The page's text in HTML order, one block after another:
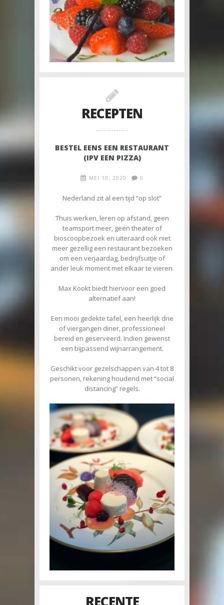
RECEPTEN
BESTEL EENS EEN RESTAURANT
(IPV EEN PIZZA)
MEI 10, 2020 0
Nederland zit al een tijd “op slot”
Thuis werken, leren op afstand, geen
teamsport meer, geen theater of
bioscoopbezoek en uiteraard ook niet
meer gezellig een restaurant bezoeken
om een verjaardag, bedrijfsuitje of
ander leuk moment met elkaar te vieren.
Max Kookt biedt hiervoor een goed
alternatief aan!
Een mooi gedekte tafel, een heerlijk drie
of viergangen diner, professioneel
bereid en geserveerd. Indien gewenst
een bijpassend wijnarrangement.
Geschikt voor gezelschappen van 4 tot 8
personen, rekening houdend met “social
distancing” regels.